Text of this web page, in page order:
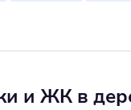
и ЖК в